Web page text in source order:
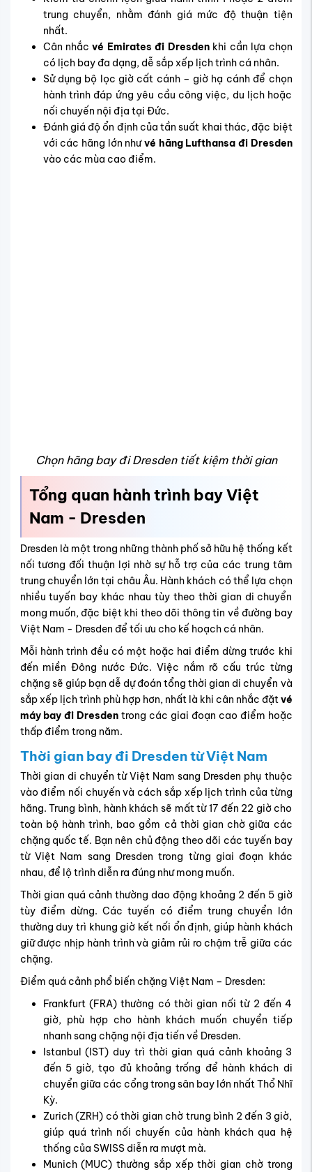
trung chuyển, nhằm đánh giá mức độ thuận tiện
nhất.
Cân nhắcvé Emirates đi Dresdenkhi cần lựa chọn
có lịch bay đa dạng, dễ sắp xếp lịch trình cá nhân.
Sử dụng bộ lọc giờ cất cánh – giờ hạ cánh để chọn
hành trình đáp ứng yêu cầu công việc, du lịch hoặc
nối chuyến nội địa tại Đức.
Đánh giá độ ổn định của tần suất khai thác, đặc biệt
với các hãng lớn nhưvé hãng Lufthansa đi Dresden
vào các mùa cao điểm.
Chọn hãng bay đi Dresden tiết kiệm thời gian
Tổng quan hành trình bay Việt
Nam - Dresden
Dresden là một trong những thành phố sở hữu hệ thống kết
nối tương đối thuận lợi nhờ sự hỗ trợ của các trung tâm
trung chuyển lớn tại châu Âu. Hành khách có thể lựa chọn
nhiều tuyến bay khác nhau tùy theo thời gian di chuyển
mong muốn, đặc biệt khi theo dõi thông tin về đường bay
Việt Nam - Dresden để tối ưu cho kế hoạch cá nhân.
Mỗi hành trình đều có một hoặc hai điểm dừng trước khi
đến miền Đông nước Đức. Việc nắm rõ cấu trúc từng
chặng sẽ giúp bạn dễ dự đoán tổng thời gian di chuyển và
sắp xếp lịch trình phù hợp hơn, nhất là khi cân nhắc đặtvé
máy bay đi Dresden trong các giai đoạn cao điểm hoặc
thấp điểm trong năm.
Thời gian bay đi Dresden từ Việt Nam
Thời gian di chuyển từ Việt Nam sang Dresden phụ thuộc
vào điểm nối chuyến và cách sắp xếp lịch trình của từng
hãng. Trung bình, hành khách sẽ mất từ 17 đến 22 giờ cho
toàn bộ hành trình, bao gồm cả thời gian chờ giữa các
chặng quốc tế. Bạn nên chủ động theo dõi các tuyến bay
từ Việt Nam sang Dresden trong từng giai đoạn khác
nhau, để lộ trình diễn ra đúng như mong muốn.
Thời gian quá cảnh thường dao động khoảng 2 đến 5 giờ
tùy điểm dừng. Các tuyến có điểm trung chuyển lớn
thường duy trì khung giờ kết nối ổn định, giúp hành khách
giữ được nhịp hành trình và giảm rủi ro chậm trễ giữa các
chặng.
Điểm quá cảnh phổ biến chặng Việt Nam – Dresden:
Frankfurt (FRA) thường có thời gian nối từ 2 đến 4
giờ, phù hợp cho hành khách muốn chuyển tiếp
nhanh sang chặng nội địa tiến về Dresden.
Istanbul (IST) duy trì thời gian quá cảnh khoảng 3
đến 5 giờ, tạo đủ khoảng trống để hành khách di
chuyển giữa các cổng trong sân bay lớn nhất Thổ Nhĩ
Kỳ.
Zurich (ZRH) có thời gian chờ trung bình 2 đến 3 giờ,
giúp quá trình nối chuyến của hành khách qua hệ
thống của SWISS diễn ra mượt mà.
Munich (MUC) thường sắp xếp thời gian chờ trong